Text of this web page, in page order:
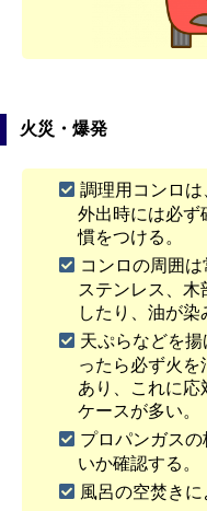
火災・爆発
調理用コンロ
外出時には必ず
慣をつける。
コンロの周囲は
ステンレス、木
したり、油が染
天ぷらなどを
ったら必ず火
あり、これに応
ケースが多い。
プロパンガス
いか確認する。
風呂の空焚きに